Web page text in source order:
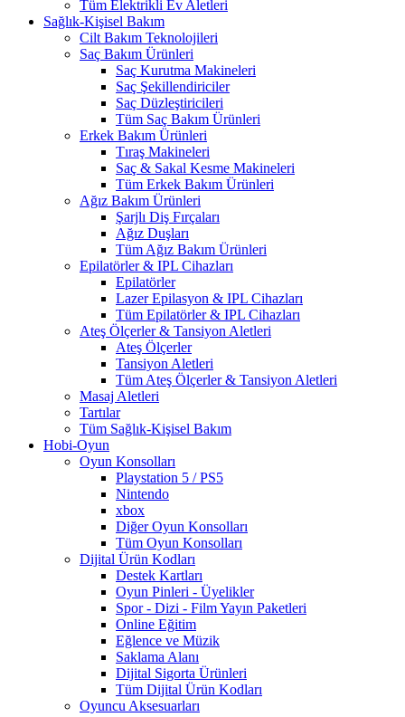
Tüm Elektrikli Ev Aletleri
Sağlık-Kişisel Bakım
Cilt Bakım Teknolojileri
Saç Bakım Ürünleri
Saç Kurutma Makineleri
Saç Şekillendiriciler
Saç Düzleştiricileri
Tüm Saç Bakım Ürünleri
Erkek Bakım Ürünleri
Tıraş Makineleri
Saç & Sakal Kesme Makineleri
Tüm Erkek Bakım Ürünleri
Ağız Bakım Ürünleri
Şarjlı Diş Fırçaları
Ağız Duşları
Tüm Ağız Bakım Ürünleri
Epilatörler & IPL Cihazları
Epilatörler
Lazer Epilasyon & IPL Cihazları
Tüm Epilatörler & IPL Cihazları
Ateş Ölçerler & Tansiyon Aletleri
Ateş Ölçerler
Tansiyon Aletleri
Tüm Ateş Ölçerler & Tansiyon Aletleri
Masaj Aletleri
Tartılar
Tüm Sağlık-Kişisel Bakım
Hobi-Oyun
Oyun Konsolları
Playstation 5 / PS5
Nintendo
xbox
Diğer Oyun Konsolları
Tüm Oyun Konsolları
Dijital Ürün Kodları
Destek Kartları
Oyun Pinleri - Üyelikler
Spor - Dizi - Film Yayın Paketleri
Online Eğitim
Eğlence ve Müzik
Saklama Alanı
Dijital Sigorta Ürünleri
Tüm Dijital Ürün Kodları
Oyuncu Aksesuarları